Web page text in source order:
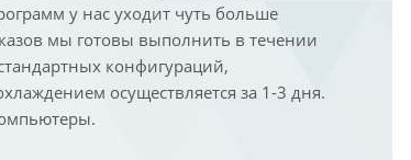
у нас уходит чуть больше
мы готовы выполнить в течении
конфигураций,
осуществляется за 1-3 дня.